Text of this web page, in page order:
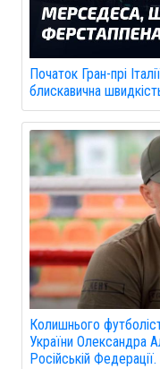
Початок Гран-прі
блискавична
Колишнього
України Олександра
Російській Федерації.